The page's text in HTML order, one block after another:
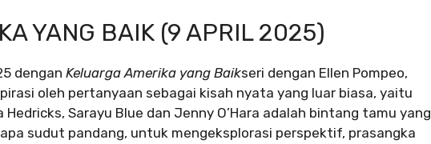
YANG BAIK (9 APRIL 2025)
dengan Keluarga Amerika yang Baikseri dengan Ellen Pompeo,
oleh pertanyaan sebagai kisah nyata yang luar biasa, yaitu
Hedricks, Sarayu Blue dan Jenny O’Hara adalah bintang tamu yang
sudut pandang, untuk mengeksplorasi perspektif, prasangka